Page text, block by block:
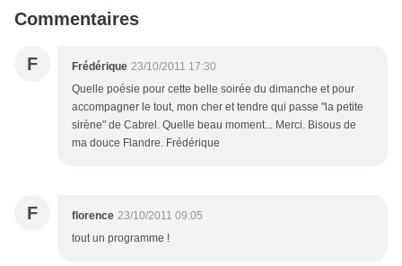
Commentaires
F Frédérique 23/10/2011 17:30
Quelle poésie pour cette belle soirée du dimanche et pour
accompagner le tout, mon cher et tendre qui passe "la petite
sirène" de Cabrel. Quelle beau moment... Merci. Bisous de
ma douce Flandre. Frédérique
F florence 23/10/2011 09:05
tout un programme !